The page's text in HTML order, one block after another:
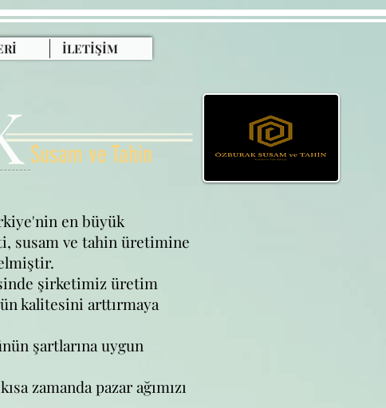
İLETİŞİM
Susam ve Tahin
en büyük
susam ve tahin üretimine
şirketimiz üretim
kalitesini arttırmaya
şartlarına uygun
zamanda pazar ağımızı